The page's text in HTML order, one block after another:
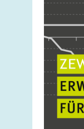
in
vergrößerter
Ansicht